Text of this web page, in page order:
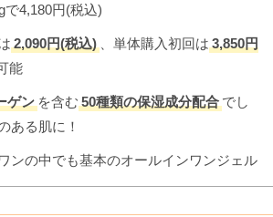
で4,180円(税込)
2,090円(税込) 、単体購入初回は 3,850円
能
ゲン を含む 50種類の保湿成分配合 でし
ある肌に！
ンの中でも基本のオールインワンジェル